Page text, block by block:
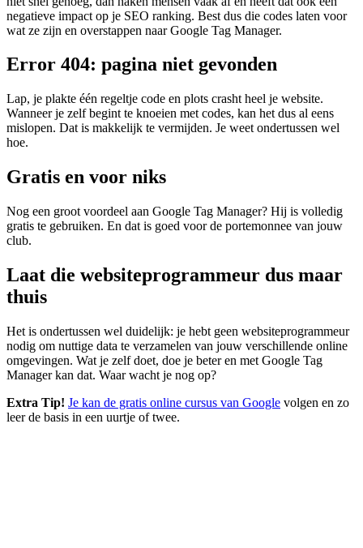
negatieve impact op je SEO ranking. Best dus die codes laten voor
wat ze zijn en overstappen naar Google Tag Manager.
Error 404: pagina niet gevonden
Lap, je plakte één regeltje code en plots crasht heel je website.
Wanneer je zelf begint te knoeien met codes, kan het dus al eens
mislopen. Dat is makkelijk te vermijden. Je weet ondertussen wel
hoe.
Gratis en voor niks
Nog een groot voordeel aan Google Tag Manager? Hij is volledig
gratis te gebruiken. En dat is goed voor de portemonnee van jouw
club.
Laat die websiteprogrammeur dus maar
thuis
Het is ondertussen wel duidelijk: je hebt geen websiteprogrammeur
nodig om nuttige data te verzamelen van jouw verschillende online
omgevingen. Wat je zelf doet, doe je beter en met Google Tag
Manager kan dat. Waar wacht je nog op?
Extra Tip! Je kan de gratis online cursus van Google volgen en zo
leer de basis in een uurtje of twee.